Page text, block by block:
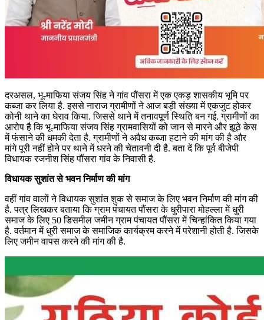
दरअसल, भू-माफिया संजय सिंह ने गांव पौंसरा में एक एकड़ शासकीय भूमि पर
कब्जा कर लिया है. इससे नाराज ग्रामीणों ने आज बड़ी संख्या में एकजुट होकर
कोनी थाने का घेराव किया. जिससे थाने में तनावपूर्ण स्थिति बन गई. ग्रामीणों का
आरोप है कि भू-माफिया संजय सिंह ग्रामवासियों को जान से मारने और झूठे केस
में फंसाने की धमकी देता है. ग्रामीणों ने अवैध कब्जा हटाने की मांग की है और
मांगे पूरी नहीं होने पर थाने में धरने की चेतावनी दी है. बता दें कि पूर्व बीजेपी
विधायक रजनीश सिंह पौंसरा गांव के निवासी है.
विधायक सुशांत से भवन निर्माण की मांग
वहीं गांव वालों ने विधायक सुशांत शुक से समाज के लिए भवन निर्माण की मांग की
है. पत्र लिखकर बताया कि ग्राम पंचायत पौंसरा के धुरीपारा मोहल्ला में धुरी
समाज के लिए 50 डिसमील जमीन ग्राम पंचायत पौंसरा में चिन्हांकित किया गया
है. वर्तमान में धुरी समाज के समाजिक कार्यक्रम करने में परेशानी होती है. जिसके
लिए जमीन वापस करने की मांग की है.